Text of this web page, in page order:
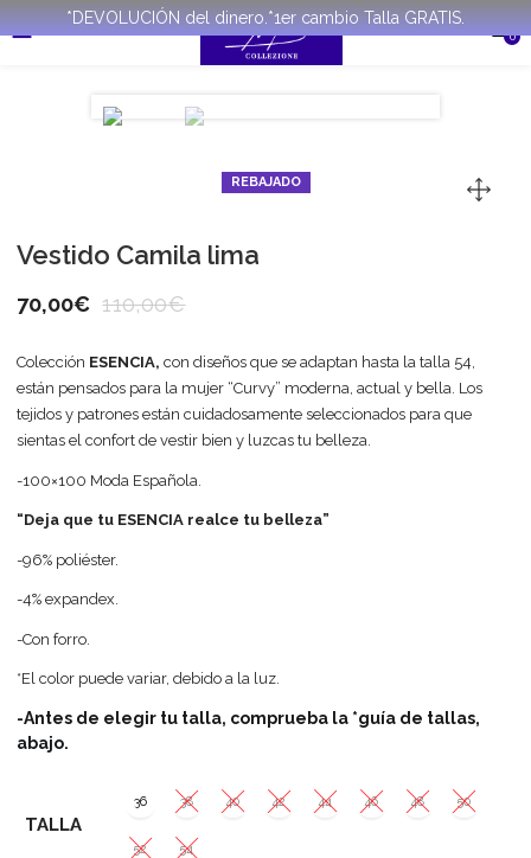
*DEVOLUCIÓN del dinero.*1er cambio Talla GRATIS.
0
REBAJADO
Vestido Camila lima
70,00€ 110,00€
Colección ESENCIA,con diseños que se adaptan hasta la talla 54,
están pensados para la mujer “Curvy” moderna, actual y bella. Los
tejidos y patrones están cuidadosamente seleccionados para que
sientas el confort de vestir bien y luzcas tu belleza.
-100×100 Moda Española.
“Deja que tu ESENCIA realce tu belleza”
-96% poliéster.
-4% expandex.
-Con forro.
*El color puede variar, debido a la luz.
-Antes de elegir tu talla, comprueba la *guía de tallas,
abajo.
TALLA
36 38 40 42 44 46 48 50
52 54